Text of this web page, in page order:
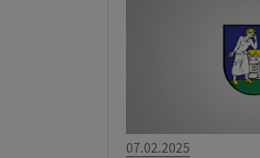
07.02.2025